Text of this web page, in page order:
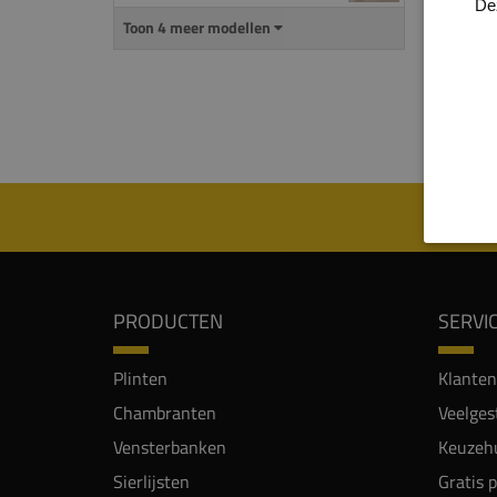
Toon 4 meer modellen
Let
PRODUCTEN
Plinten
Chambranten
Vensterbanken
Sierlijsten
Gratis